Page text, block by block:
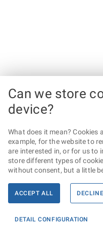
Can we store
device?
What does it mean? Cookies
example, for the website to
are interested in, or for us to
store different types of
without consent, but a little
ACCEPT ALL
DETAIL CONFIGURATION